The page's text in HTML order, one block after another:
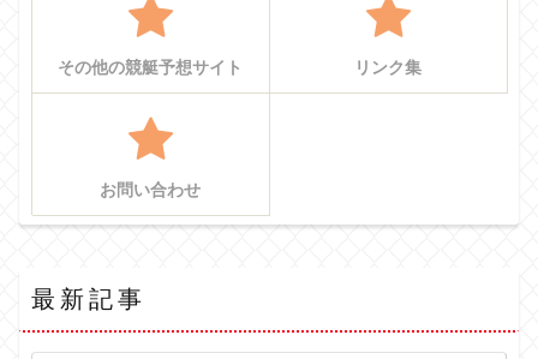
その他の競艇予想サイト リンク集
お問い合わせ
最新記事